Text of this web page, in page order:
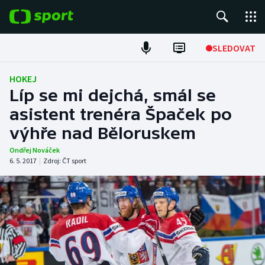
SLEDOVAT
Fotbal
Hokej
Tenis
Atletika
Cyklistika
DALŠÍ SPORTY
Americký fotbal
NEPŘEHLÉDNĚTE
HOKEJ
Líp se mi dejchá, smál se
asistent trenéra Špaček po
výhře nad Běloruskem
Ondřej Nováček
6. 5. 2017 | Zdroj: ČT sport